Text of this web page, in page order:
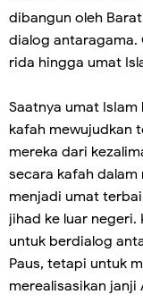
dibangun oleh
dialog
rida hingga umat
Saatnya umat
kafah mewujudkan
mereka dari
secara kafah dalam
menjadi umat
jihad ke luar negeri.
untuk berdialog
Paus, tetapi untuk
merealisasikan janji